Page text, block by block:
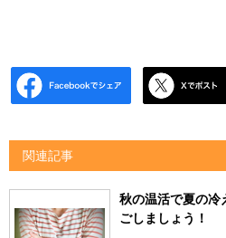
関連記事
秋の温活で夏の冷
ごしましょう！